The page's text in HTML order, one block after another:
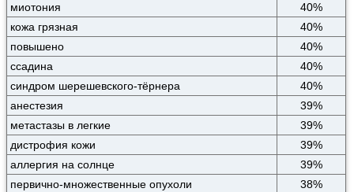
миотония
40%
кожа грязная
40%
повышено
40%
ссадина
40%
синдром шерешевского-тёрнера
40%
анестезия
39%
метастазы в легкие
39%
дистрофия кожи
39%
аллергия на солнце
39%
первично-множественные опухоли
38%